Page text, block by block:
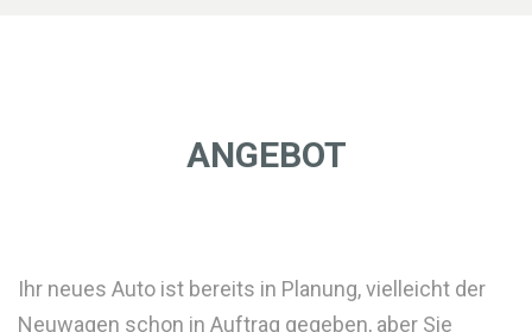
ANGEBOT
Ihr neues Auto ist bereits in Planung, vielleicht der
Neuwagen schon in Auftrag gegeben, aber Sie